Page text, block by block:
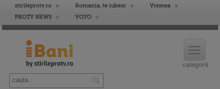
stirileprotv.ro Romania, te iubesc
Vremea
PROTV NEWS
VOYO